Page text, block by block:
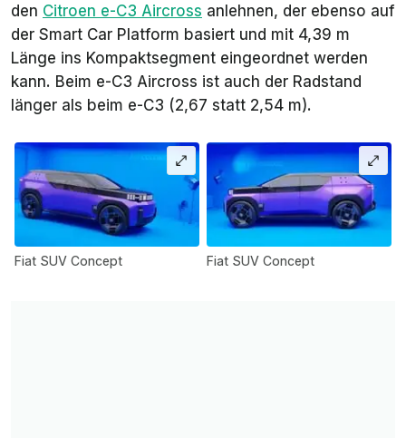
den Citroen e-C3 Aircross anlehnen, der ebenso auf
der Smart Car Platform basiert und mit 4,39 m
Länge ins Kompaktsegment eingeordnet werden
kann. Beim e-C3 Aircross ist auch der Radstand
länger als beim e-C3 (2,67 statt 2,54 m).
Fiat SUV Concept Fiat SUV Concept